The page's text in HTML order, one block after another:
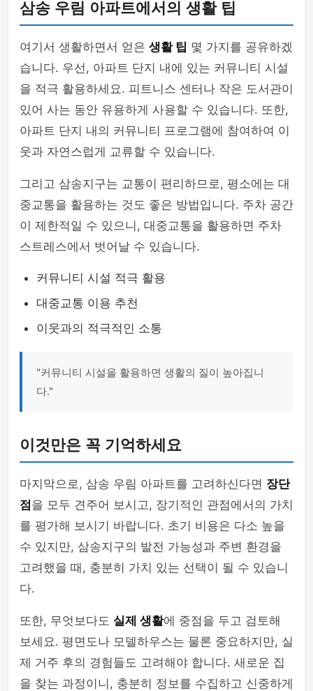
삼송 우림 아파트에서의 생활 팁
여기서 생활하면서 얻은 생활 팁 몇 가지를 공유하겠
습니다. 우선, 아파트 단지 내에 있는 커뮤니티 시설
을 적극 활용하세요. 피트니스 센터나 작은 도서관이
있어 사는 동안 유용하게 사용할 수 있습니다. 또한,
아파트 단지 내의 커뮤니티 프로그램에 참여하여 이
웃과 자연스럽게 교류할 수 있습니다.
그리고 삼송지구는 교통이 편리하므로, 평소에는 대
중교통을 활용하는 것도 좋은 방법입니다. 주차 공간
이 제한적일 수 있으니, 대중교통을 활용하면 주차
스트레스에서 벗어날 수 있습니다.
커뮤니티 시설 적극 활용
대중교통 이용 추천
이웃과의 적극적인 소통
"커뮤니티 시설을 활용하면 생활의 질이 높아집니
다."
이것만은 꼭 기억하세요
마지막으로, 삼송 우림 아파트를 고려하신다면 장단
점을 모두 견주어 보시고, 장기적인 관점에서의 가치
를 평가해 보시기 바랍니다. 초기 비용은 다소 높을
수 있지만, 삼송지구의 발전 가능성과 주변 환경을
고려했을 때, 충분히 가치 있는 선택이 될 수 있습니
다.
또한, 무엇보다도 실제 생활에 중점을 두고 검토해
보세요. 평면도나 모델하우스는 물론 중요하지만, 실
제 거주 후의 경험들도 고려해야 합니다. 새로운 집
을 찾는 과정이니, 충분히 정보를 수집하고 신중하게